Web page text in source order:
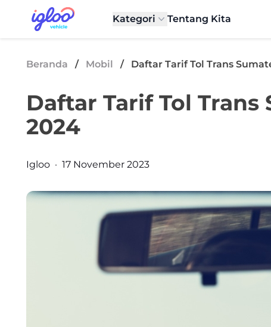
Skip to content
Igloo Blog
Kategori
Tentang Kita
Beranda / Mobil / Daftar Tarif Tol Trans
Daftar Tarif Tol
2024
Posted by
Igloo · 17 November 2023